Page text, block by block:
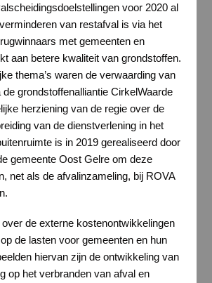
voor 2020 al
van restafval is via het
met gemeenten en
aan betere kwaliteit van grondstoffen.
thema’s waren de verwaarding van
grondstoffenalliantie CirkelWaarde
herziening van de regie over de
van de dienstverlening in het
is in 2019 gerealiseerd door
gemeente Oost Gelre om deze
net als de afvalinzameling, bij ROVA
de externe kostenontwikkelingen
de lasten voor gemeenten en hun
hiervan zijn de ontwikkeling van
op het verbranden van afval en